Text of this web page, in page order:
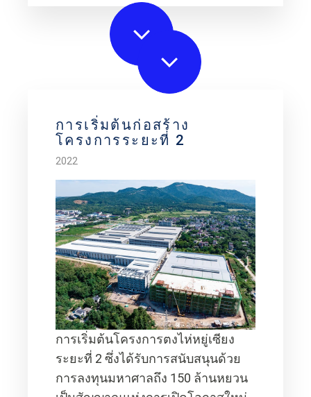
การเริ่มต้นก่อสร้าง
โครงการระยะที่ 2
2022
การเริ่มต้นโครงการตงไห่หยู่เซียง
ระยะที่ 2 ซึ่งได้รับการสนับสนุนด้วย
การลงทุนมหาศาลถึง 150 ล้านหยวน